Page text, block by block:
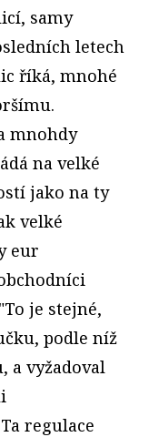
samy
letech
říká, mnohé
mnohdy
na velké
jako na ty
velké
eur
je stejné,
podle níž
a vyžadoval
regulace